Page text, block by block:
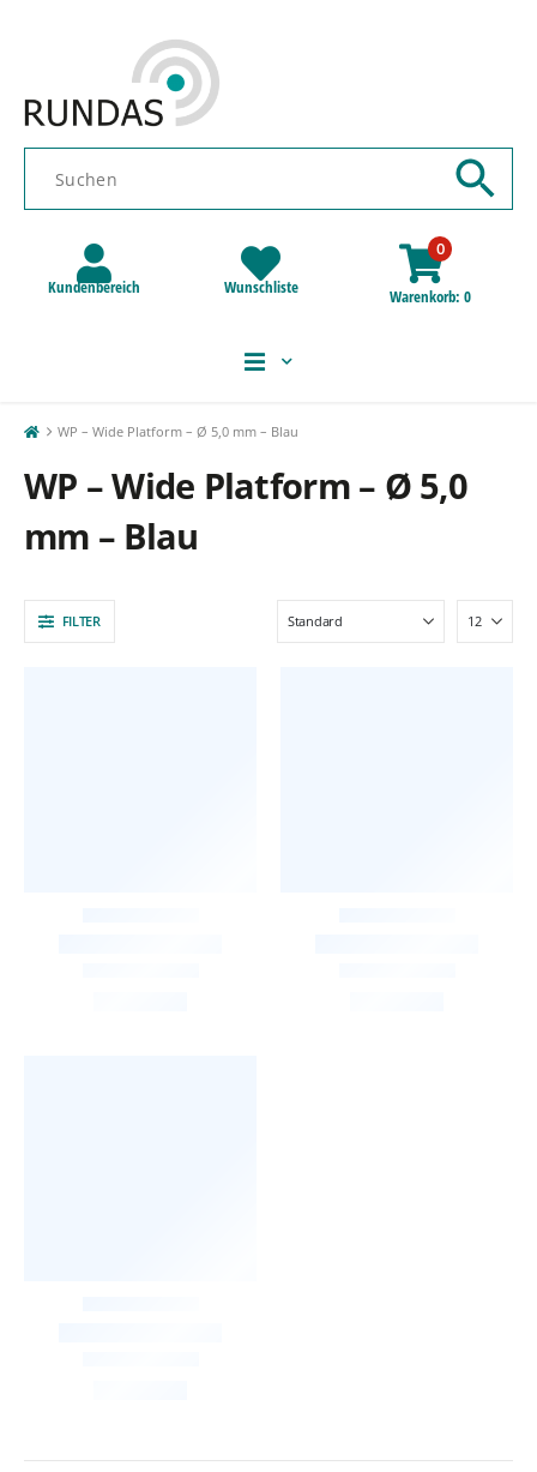
Kundenbereich Wunschliste
0
Warenkorb 0
WP – Wide Platform – Ø 5,0 mm – Blau
WP – Wide Platform – Ø 5,0
mm – Blau
FILTER